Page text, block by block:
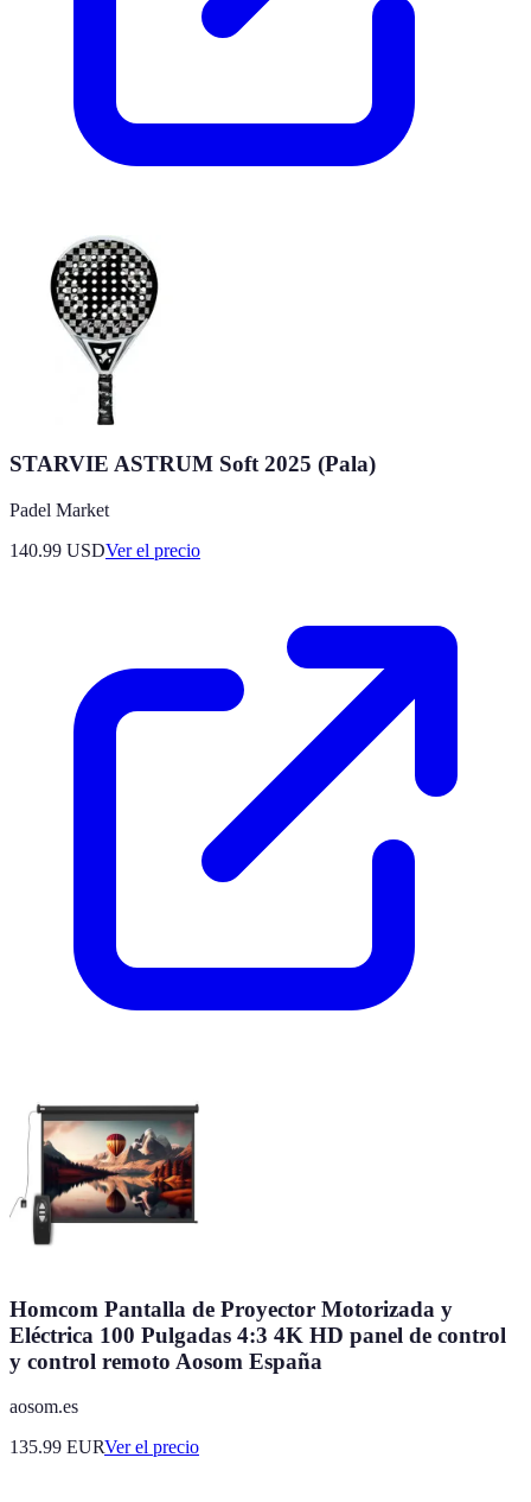
STARVIE ASTRUM Soft 2025 (Pala)
Padel Market
140.99 USDVer el precio
Homcom Pantalla de Proyector Motorizada y
Eléctrica 100 Pulgadas 4:3 4K HD panel de control
y control remoto Aosom España
aosom.es
135.99 EURVer el precio